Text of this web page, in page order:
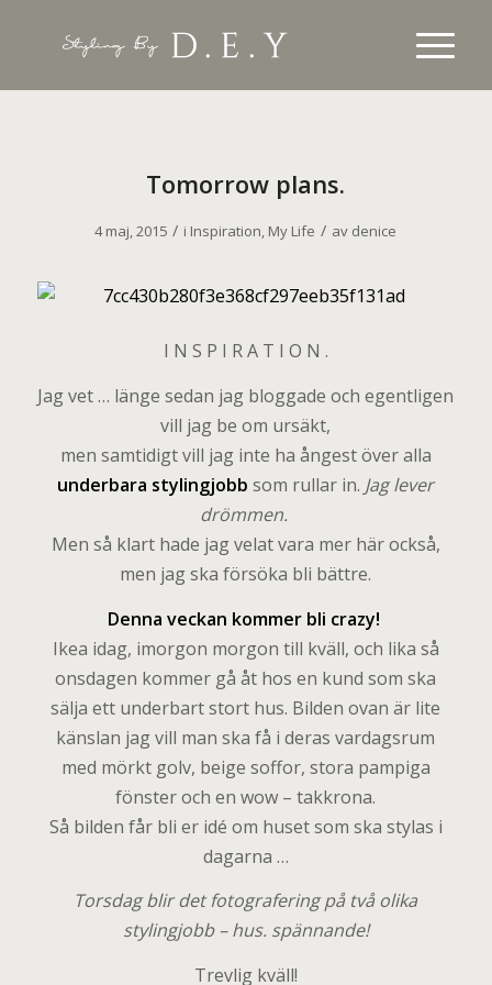
Tomorrow plans.
4 maj, 2015 / i Inspiration, My Life / av denice
I N S P I R A T I O N .
Jag vet … länge sedan jag bloggade och egentligen
vill jag be om ursäkt,
men samtidigt vill jag inte ha ångest över alla
underbara stylingjobb som rullar in. Jag lever
drömmen.
Men så klart hade jag velat vara mer här också,
men jag ska försöka bli bättre.
Denna veckan kommer bli crazy!
Ikea idag, imorgon morgon till kväll, och lika så
onsdagen kommer gå åt hos en kund som ska
sälja ett underbart stort hus. Bilden ovan är lite
känslan jag vill man ska få i deras vardagsrum
med mörkt golv, beige soffor, stora pampiga
fönster och en wow – takkrona.
Så bilden får bli er idé om huset som ska stylas i
dagarna …
Torsdag blir det fotografering på två olika
stylingjobb – hus. spännande!
Trevlig kväll!